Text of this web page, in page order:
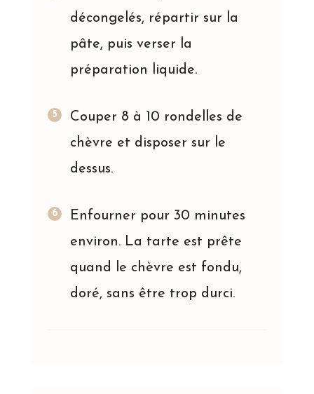
décongelés, répartir sur la
pâte, puis verser la
préparation liquide.
Couper 8 à 10 rondelles de
chèvre et disposer sur le
dessus.
Enfourner pour 30 minutes
environ. La tarte est prête
quand le chèvre est fondu,
doré, sans être trop durci.